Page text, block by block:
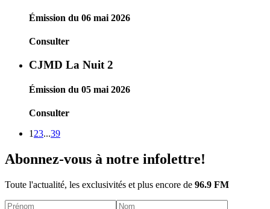
Émission du 06 mai 2026
Consulter
CJMD La Nuit 2
Émission du 05 mai 2026
Consulter
1 23...39
Abonnez-vous à notre infolettre!
Toute l'actualité, les exclusivités et plus encore de 96.9 FM